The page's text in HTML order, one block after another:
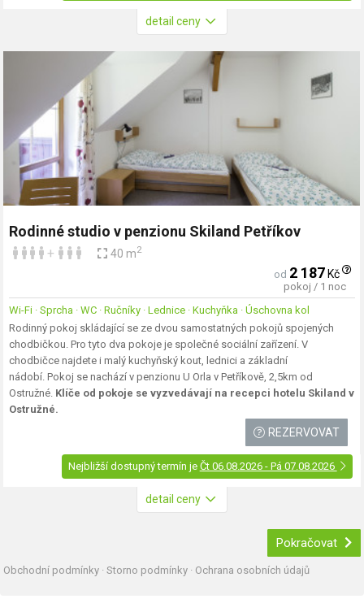
detail ceny
Rodinné studio v penzionu Skiland Petříkov
+ 40 m2
od 2 187Kč
pokoj / 1 noc
Wi-Fi · Sprcha · WC · Ručníky · Lednice · Kuchyňka · Úschovna kol
Rodinný pokoj skládající se ze dvou samostatných pokojů spojených
chodbičkou. Pro tyto dva pokoje je společné sociální zařízení. V
chodbičce najdete i malý kuchyňský kout, lednici a základní
nádobí. Pokoj se nachází v penzionu U Orla v Petříkově, 2,5km od
Ostružné. Klíče od pokoje se vyzvedávají na recepci hotelu Skiland v
Ostružné.
REZERVOVAT
Nejbližší dostupný termín je Čt 06.08.2026 - Pá 07.08.2026
detail ceny
Pokračovat
Obchodní podmínky ·Storno podmínky · Ochrana osobních údajů